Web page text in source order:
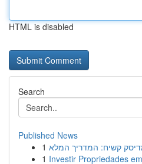
HTML is disabled
Search
Published News
1 קשיח: המדריך המלא
1 Investir Propriedades